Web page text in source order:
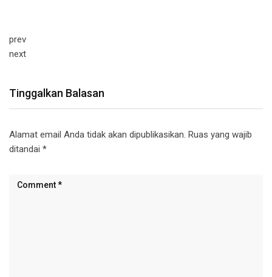
prev
next
Tinggalkan Balasan
Alamat email Anda tidak akan dipublikasikan. Ruas yang wajib
ditandai *